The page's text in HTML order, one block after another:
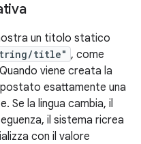
un titolo statico
title" , come
viene creata la
esattamente una
Se la lingua cambia, il
il sistema ricrea
con il valore